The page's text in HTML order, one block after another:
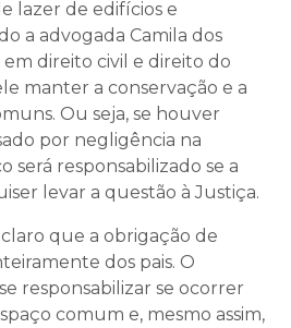
lazer de edifícios e
a advogada Camila dos
em direito civil e direito do
manter a conservação e a
Ou seja, se houver
por negligência na
será responsabilizado se a
levar a questão à Justiça.
que a obrigação de
dos pais. O
responsabilizar se ocorrer
comum e, mesmo assim,